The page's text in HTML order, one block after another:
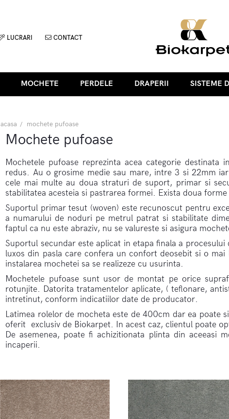
LUCRARI CONTACT
MOCHETE PERDELE DRAPERII SISTEME
acasa mochete pufoase
Mochete pufoase
Mochetele pufoase reprezinta acea categorie
redus. Au o grosime medie sau mare, intre 3 si 22mm
cele mai multe au doua straturi de suport, primar si
stabilitatea acesteia si pastrarea formei. Exista doua
Suportul primar tesut (woven) este recunoscut pentru
a numarului de noduri pe metrul patrat si stabilitate
faptul ca nu este abraziv, nu se valureste si asigura
Suportul secundar este aplicat in etapa finala a
luxos din pasla care confera un confort deosebit si o
instalarea mochetei sa se realizeze cu usurinta.
Mochetele pufoase sunt usor de montat pe orice
rotunjite. Datorita tratamentelor aplicate, ( teflonare,
intretinut, conform indicatiilor date de producator.
Latimea rolelor de mocheta este de 400cm dar ea poate
oferit exclusiv de Biokarpet. In acest caz, clientul poate
De asemenea, poate fi achizitionata plinta din aceeasi
incaperii.